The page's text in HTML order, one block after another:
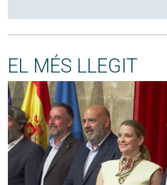
EL MÉS LLEGIT